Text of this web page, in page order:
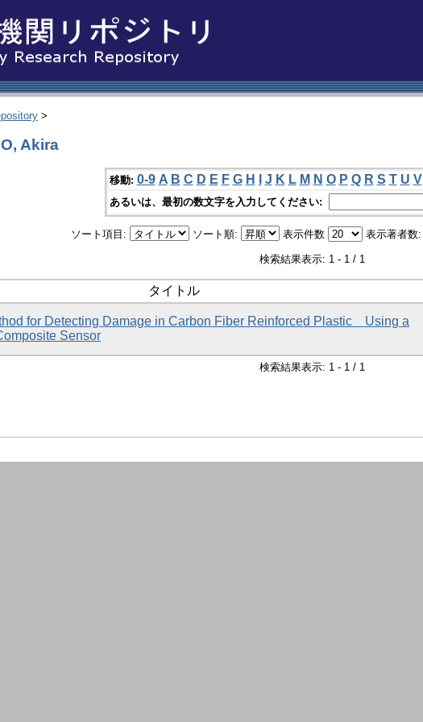
>
Akira
移動: 0-9 A B C D E F G H J K L M N O P Q R S T U V
あるいは、最初の数文字を入力してください:
ソート項目: ソート順: 表示件数 表示著者数:
検索結果表示: 1 - 1 / 1
タイトル
for Detecting Damage in Carbon Fiber Reinforced Plastic Using a
Sensor
検索結果表示: 1 - 1 / 1